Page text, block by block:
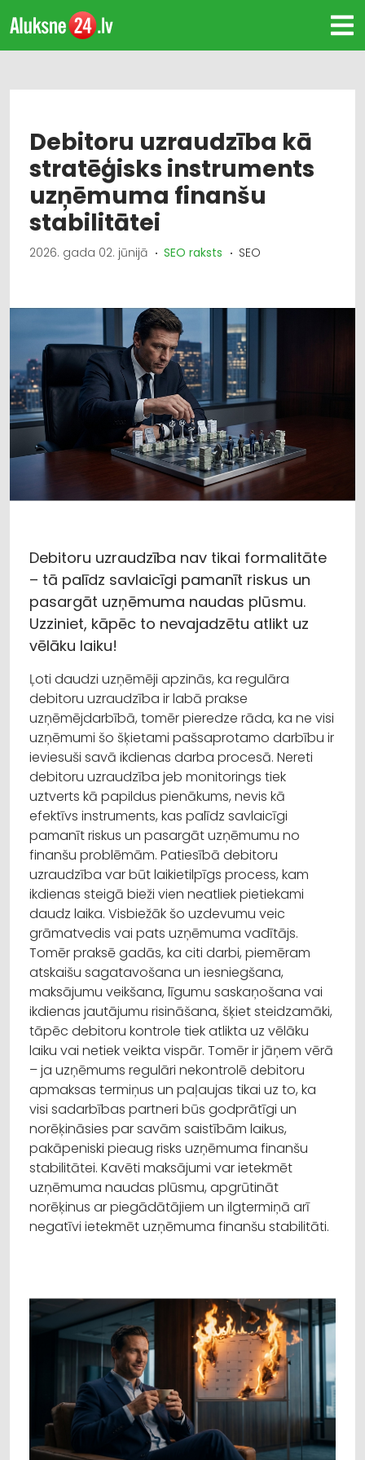
Debitoru uzraudzība kā
stratēģisks instruments
uzņēmuma finanšu
stabilitātei
2026. gada 02. jūnijā SEO raksts SEO
Debitoru uzraudzība nav tikai formalitāte
– tā palīdz savlaicīgi pamanīt riskus un
pasargāt uzņēmuma naudas plūsmu.
Uzziniet, kāpēc to nevajadzētu atlikt uz
vēlāku laiku!
Ļoti daudzi uzņēmēji apzinās, ka regulāra
debitoru uzraudzība ir labā prakse
uzņēmējdarbībā, tomēr pieredze rāda, ka ne visi
uzņēmumi šo šķietami pašsaprotamo darbību ir
ieviesuši savā ikdienas darba procesā. Nereti
debitoru uzraudzība jeb monitorings tiek
uztverts kā papildus pienākums, nevis kā
efektīvs instruments, kas palīdz savlaicīgi
pamanīt riskus un pasargāt uzņēmumu no
finanšu problēmām. Patiesībā debitoru
uzraudzība var būt laikietilpīgs process, kam
ikdienas steigā bieži vien neatliek pietiekami
daudz laika. Visbiežāk šo uzdevumu veic
grāmatvedis vai pats uzņēmuma vadītājs.
Tomēr praksē gadās, ka citi darbi, piemēram
atskaišu sagatavošana un iesniegšana,
maksājumu veikšana, līgumu saskaņošana vai
ikdienas jautājumu risināšana, šķiet steidzamāki,
tāpēc debitoru kontrole tiek atlikta uz vēlāku
laiku vai netiek veikta vispār. Tomēr ir jāņem vērā
– ja uzņēmums regulāri nekontrolē debitoru
apmaksas termiņus un paļaujas tikai uz to, ka
visi sadarbības partneri būs godprātīgi un
norēķināsies par savām saistībām laikus,
pakāpeniski pieaug risks uzņēmuma finanšu
stabilitātei. Kavēti maksājumi var ietekmēt
uzņēmuma naudas plūsmu, apgrūtināt
norēķinus ar piegādātājiem un ilgtermiņā arī
negatīvi ietekmēt uzņēmuma finanšu stabilitāti.